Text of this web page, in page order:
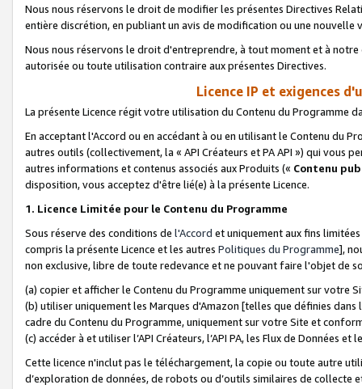
Nous nous réservons le droit de modifier les présentes Directives
entière discrétion, en publiant un avis de modification ou une nouvelle
Nous nous réservons le droit d'entreprendre, à tout moment et à
autorisée ou toute utilisation contraire aux présentes Directives.
Licence IP et exigences
La présente Licence régit votre utilisation du Contenu du Programme
En acceptant l'Accord ou en accédant à ou en utilisant le Contenu du
autres outils (collectivement, la « API Créateurs et PA API ») qui vous
autres informations et contenus associés aux Produits (« Contenu
disposition, vous acceptez d'être lié(e) à la présente Licence.
1. Licence Limitée pour le Contenu du Programme
Sous réserve des conditions de l'Accord et uniquement aux fins
compris la présente Licence et les autres Politiques du Programme],
non exclusive, libre de toute redevance et ne pouvant faire l'objet de
(a) copier et afficher le Contenu du Programme uniquement sur votre
(b) utiliser uniquement les Marques d'Amazon [telles que définies dans
cadre du Contenu du Programme, uniquement sur votre Site et
(c) accéder à et utiliser l’API Créateurs, l’API PA, les Flux de Données
Cette licence n'inclut pas le téléchargement, la copie ou toute autre
d’exploration de données, de robots ou d’outils similaires de